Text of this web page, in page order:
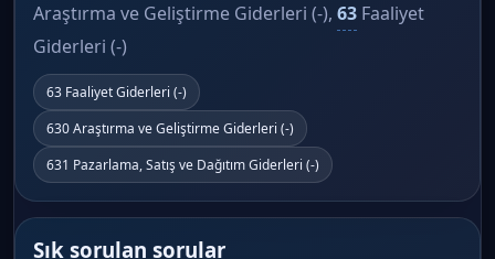
Araştırma ve Geliştirme Giderleri (-), 63 Faaliyet
Giderleri (-)
63 Faaliyet Giderleri (-)
630 Araştırma ve Geliştirme Giderleri (-)
631 Pazarlama, Satış ve Dağıtım Giderleri (-)
Sık sorulan sorular